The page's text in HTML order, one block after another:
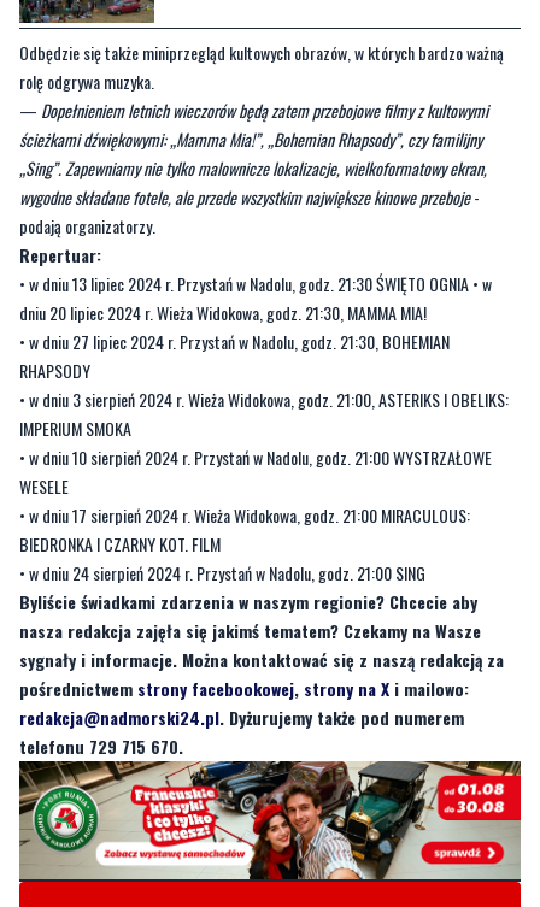
Odbędzie się także miniprzegląd kultowych obrazów, w których bardzo ważną
rolę odgrywa muzyka.
— Dopełnieniem letnich wieczorów będą zatem przebojowe filmy z kultowymi
ścieżkami dźwiękowymi: „Mamma Mia!”, „Bohemian Rhapsody”, czy familijny
„Sing”. Zapewniamy nie tylko malownicze lokalizacje, wielkoformatowy ekran,
wygodne składane fotele, ale przede wszystkim największe kinowe przeboje-
podają organizatorzy.
Repertuar:
• w dniu 13 lipiec 2024 r. Przystań w Nadolu, godz. 21:30 ŚWIĘTO OGNIA • w
dniu 20 lipiec 2024 r. Wieża Widokowa, godz. 21:30, MAMMA MIA!
• w dniu 27 lipiec 2024 r. Przystań w Nadolu, godz. 21:30, BOHEMIAN
RHAPSODY
• w dniu 3 sierpień 2024 r. Wieża Widokowa, godz. 21:00, ASTERIKS I OBELIKS:
IMPERIUM SMOKA
• w dniu 10 sierpień 2024 r. Przystań w Nadolu, godz. 21:00 WYSTRZAŁOWE
WESELE
• w dniu 17 sierpień 2024 r. Wieża Widokowa, godz. 21:00 MIRACULOUS:
BIEDRONKA I CZARNY KOT. FILM
• w dniu 24 sierpień 2024 r. Przystań w Nadolu, godz. 21:00 SING
Byliście świadkami zdarzenia w naszym regionie? Chcecie aby
nasza redakcja zajęła się jakimś tematem? Czekamy na Wasze
sygnały i informacje. Można kontaktować się z naszą redakcją za
pośrednictwem strony facebookowej, strony na X i mailowo:
redakcja@nadmorski24.pl. Dyżurujemy także pod numerem
telefonu 729 715 670.